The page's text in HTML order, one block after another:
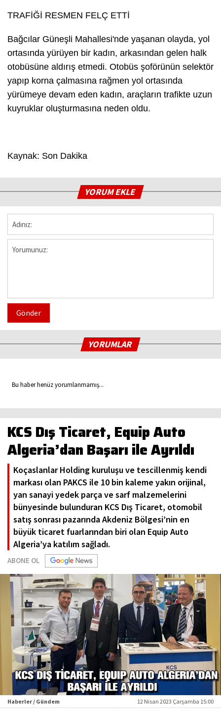
TRAFİĞİ RESMEN FELÇ ETTİ
Bağcılar Güneşli Mahallesi'nde yaşanan olayda, yol
ortasında yürüyen bir kadın, arkasından gelen halk
otobüsüne aldırış etmedi. Otobüs şoförünün selektör
yapıp korna çalmasına rağmen yol ortasında
yürümeye devam eden kadın, araçların trafikte uzun
kuyruklar oluşturmasına neden oldu.
Kaynak: Son Dakika
YORUM EKLE
Gönder
YORUMLAR
Bu haber henüz yorumlanmamış...
KCS Dış Ticaret, Equip Auto
Algeria’dan Başarı ile Ayrıldı
Koçaslanlar Holding kuruluşu ve tescillenmiş kendi
markası olan PAKCS ile 10 bin kaleme yakın orijinal,
yan sanayi yedek parça ve sarf malzemelerini
bünyesinde bulunduran KCS Dış Ticaret, otomobil
satış sonrası pazarında Akdeniz Bölgesi’nin en
büyük ticaret fuarlarından biri olan Equip Auto
Algeria’ya katılım sağladı.
ABONE OL
Haberler / Gündem 12 Nisan 2023 Çarşamba 15:00